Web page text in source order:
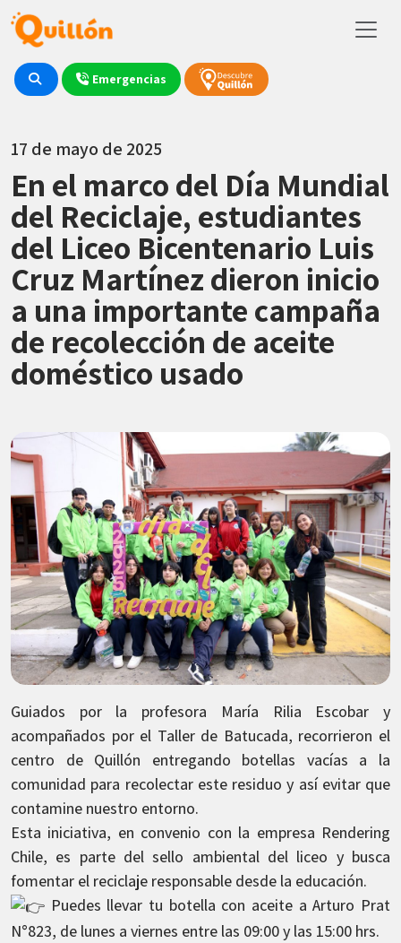
Emergencias
17 de mayo de 2025
En el marco del Día Mundial
del Reciclaje, estudiantes
del Liceo Bicentenario Luis
Cruz Martínez dieron inicio
a una importante campaña
de recolección de aceite
doméstico usado
Guiados por la profesora María Rilia Escobar y
acompañados por el Taller de Batucada, recorrieron el
centro de Quillón entregando botellas vacías a la
comunidad para recolectar este residuo y así evitar que
contamine nuestro entorno.
Esta iniciativa, en convenio con la empresa Rendering
Chile, es parte del sello ambiental del liceo y busca
fomentar el reciclaje responsable desde la educación.
Puedes llevar tu botella con aceite a Arturo Prat
N°823, de lunes a viernes entre las 09:00 y las 15:00 hrs.